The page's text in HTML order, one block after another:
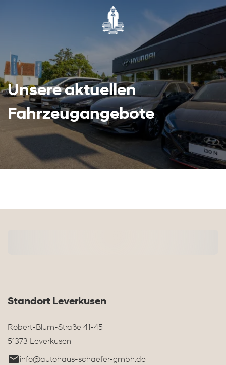
Unsere aktuellen
Fahrzeugangebote
Standort Leverkusen
Robert-Blum-Straße 41-45
51373 Leverkusen
info@autohaus-schaefer-gmbh.de